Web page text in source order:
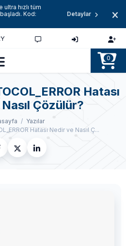
ultra hızlı tüm
Kod:
Detaylar
0
Hatası
Çözülür?
Yazılar
Hatası Nedir ve Nasıl Ç...